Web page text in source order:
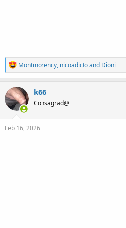
R
e
a
c
t
i
o
n
s
Montmorency, nicoadictoand Dioni
k66
Consagrad@
Feb 16, 2026